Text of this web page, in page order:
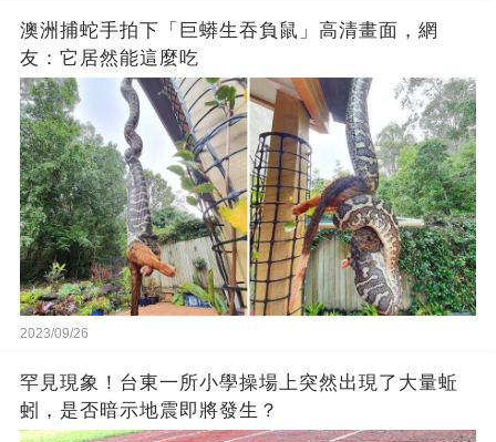
澳洲捕蛇手拍下「巨蟒生吞負鼠」高清畫面，網
友：它居然能這麼吃
2023/09/26
罕見現象！台東一所小學操場上突然出現了大量蚯
蚓，是否暗示地震即將發生？